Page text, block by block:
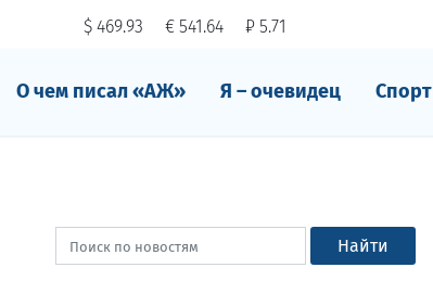
$ 469.93 € 541.64 ₽ 5.71
О чем писал «АЖ» Я – очевидец Спорт
Найти